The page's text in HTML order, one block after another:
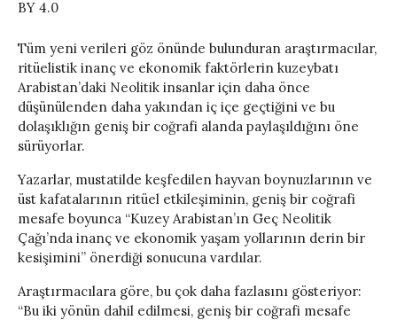
BY 4.0
Tüm yeni verileri göz önünde bulunduran araştırmacılar,
ritüelistik inanç ve ekonomik faktörlerin kuzeybatı
Arabistan’daki Neolitik insanlar için daha önce
düşünülenden daha yakından iç içe geçtiğini ve bu
dolaşıklığın geniş bir coğrafi alanda paylaşıldığını öne
sürüyorlar.
Yazarlar, mustatilde keşfedilen hayvan boynuzlarının ve
üst kafatalarının ritüel etkileşiminin, geniş bir coğrafi
mesafe boyunca “Kuzey Arabistan’ın Geç Neolitik
Çağı’nda inanç ve ekonomik yaşam yollarının derin bir
kesişimini” önerdiği sonucuna vardılar.
Araştırmacılara göre, bu çok daha fazlasını gösteriyor:
“Bu iki yönün dahil edilmesi, geniş bir coğrafi mesafe